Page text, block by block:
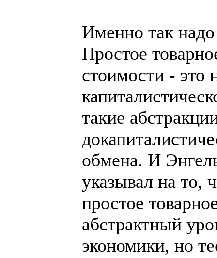
Именно так
Простое
стоимости - это
такие
обмена. И
указывал на то,
простое
абстрактный
экономики, но